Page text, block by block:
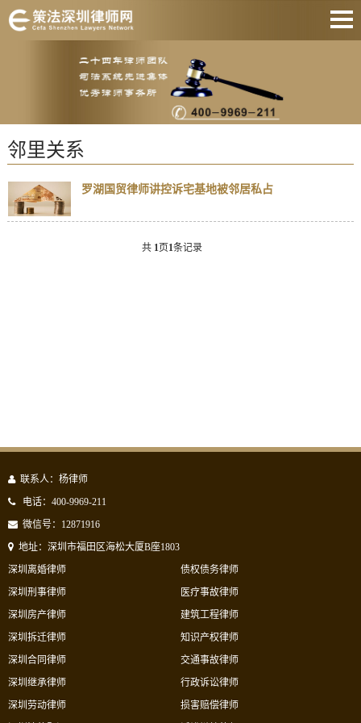
网站首页
婚姻家庭
刑事辩护
债权债务
征地拆迁
邻里关系
罗湖国贸律师讲控诉宅基地被邻居私占
共 1页1条记录
联系人：杨律师
电话：400-9969-211
微信号：12871916
地址：深圳市福田区海松大厦B座1803
深圳离婚律师
深圳刑事律师
深圳房产律师
深圳拆迁律师
债权债务律师
医疗事故律师
建筑工程律师
知识产权律师
深圳合同律师
深圳继承律师
深圳劳动律师
交通事故律师
行政诉讼律师
损害赔偿律师